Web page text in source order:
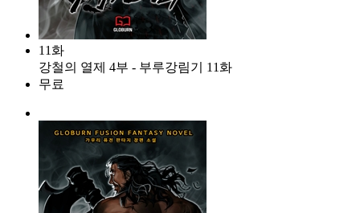
11화
강철의 열제 4부 - 부루강림기 11화
무료